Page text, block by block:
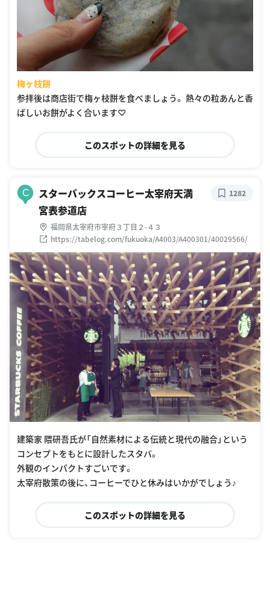
梅ヶ枝餅
参拝後は商店街で梅ヶ枝餅を食べましょう。 熱々の粒あんと香
ばしいお餅がよく合います♡
このスポットの詳細を見る
C
スターバックスコーヒー太宰府天満
宮表参道店
福岡県太宰府市宰府３丁目２-４３
https://tabelog.com/fukuoka/A4003/A400301/40029566/
1282
建築家 隈研吾氏が「自然素材による伝統と現代の融合」という
コンセプトをもとに設計したスタバ。
外観のインパクトすごいです。
太宰府散策の後に、コーヒーでひと休みはいかがでしょう♪
このスポットの詳細を見る